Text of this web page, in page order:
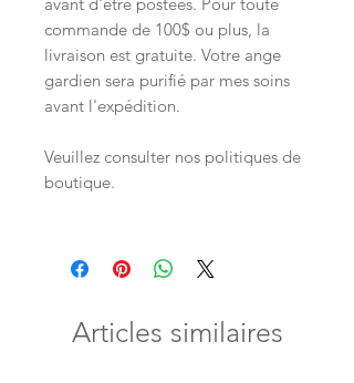
commande de 100$ ou plus, la
livraison est gratuite. Votre ange
gardien sera purifié par mes soins
avant l'expédition.
Veuillez consulter nos politiques de
boutique.
Articles similaires